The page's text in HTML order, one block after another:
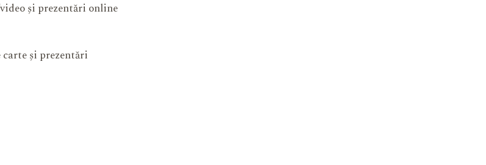
și prezentări online
și prezentări